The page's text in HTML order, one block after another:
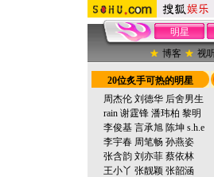
明星
博客
视
20位炙手可热的明星
周杰伦 刘德华 后舍男生
rain 谢霆锋 潘玮柏 黎明
李俊基 言承旭 陈坤 s.h.e
李宇春 周笔畅 孙燕姿
张含韵 刘亦菲 蔡依林
王小丫 张靓颖 张韶涵